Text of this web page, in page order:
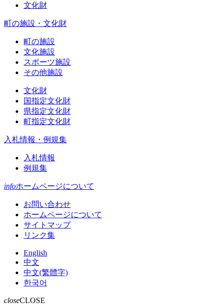
文化財
町の施設・文化財
町の施設
文化施設
スポーツ施設
その他施設
文化財
国指定文化財
県指定文化財
町指定文化財
入札情報・例規集
入札情報
例規集
infoホームページについて
お問い合わせ
ホームページについて
サイトマップ
リンク集
English
中文
中文(繁體字)
한국어
closeCLOSE